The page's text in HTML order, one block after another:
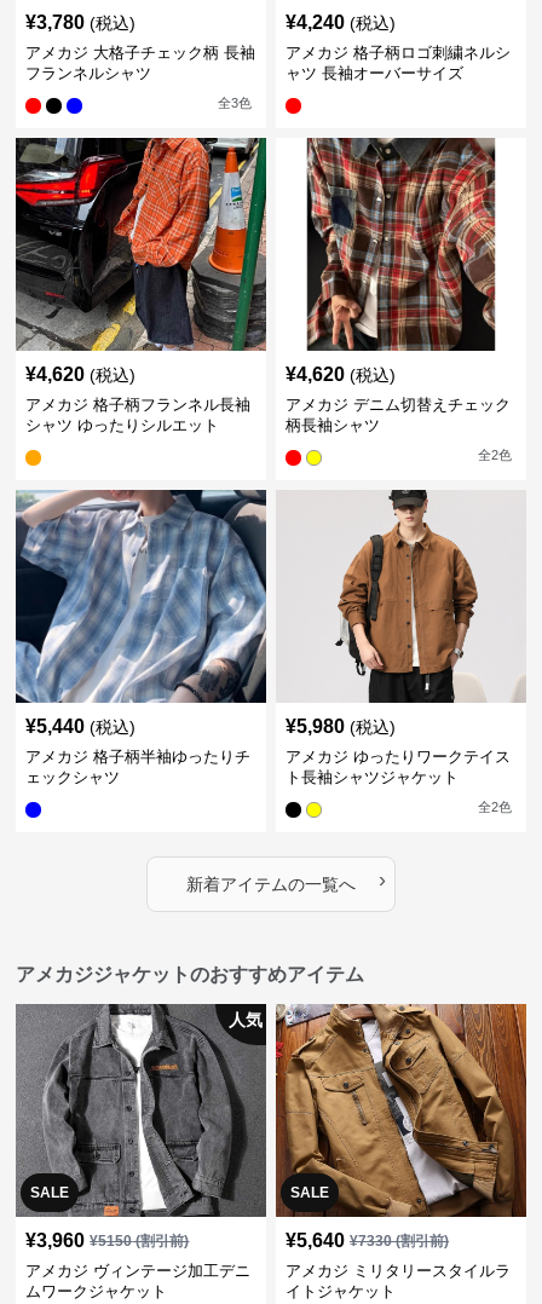
¥3,780 (税込)
アメカジ 大格子チェック柄 長袖
フランネルシャツ
全3色
¥4,240 (税込)
アメカジ 格子柄ロゴ刺繍ネルシ
ャツ 長袖オーバーサイズ
¥4,620 (税込)
アメカジ 格子柄フランネル長袖
シャツ ゆったりシルエット
¥4,620 (税込)
アメカジ デニム切替えチェック
柄長袖シャツ
全2色
¥5,440 (税込)
アメカジ 格子柄半袖ゆったりチ
ェックシャツ
¥5,980 (税込)
アメカジ ゆったりワークテイス
ト長袖シャツジャケット
全2色
新着アイテムの一覧へ ›
アメカジジャケットのおすすめアイテム
SALE
人気
¥3,960 ¥5150(割引前)
アメカジ ヴィンテージ加工デニ
ムワークジャケット
SALE
¥5,640 ¥7330(割引前)
アメカジ ミリタリースタイルラ
イトジャケット